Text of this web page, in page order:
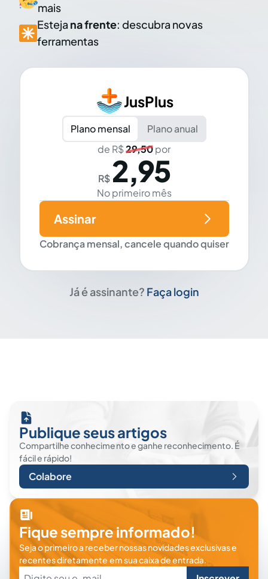
mais
Esteja na frente: descubra novas
ferramentas
JusPlus
Plano mensal
Plano anual
de R$29,50por
R$ 2,95
No primeiro mês
Cobrança mensal, cancele quando quiser
Assinar
Já é assinante? Faça login
Publique seus artigos
Compartilhe conhecimento e ganhe reconhecimento. É
fácil e rápido!
Colabore
Fique sempre informado!
Seja o primeiro a receber nossas novidades exclusivas e
recentes diretamente em sua caixa de entrada.